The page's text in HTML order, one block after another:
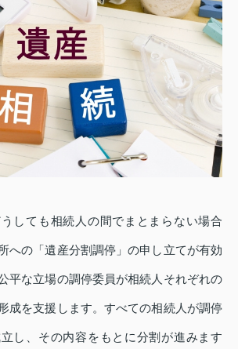
しても相続人の間でまとまらない場合
への「遺産分割調停」の申し立てが有効
平な立場の調停委員が相続人それぞれの
成を支援します。すべての相続人が調停
し、その内容をもとに分割が進みます